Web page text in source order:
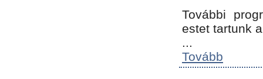
További
estet tartunk
...
Tovább